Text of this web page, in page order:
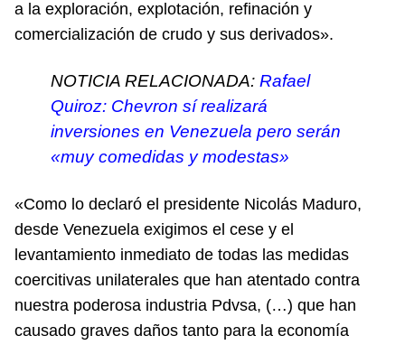
a la exploración, explotación, refinación y
comercialización de crudo y sus derivados».
NOTICIA RELACIONADA: Rafael
Quiroz: Chevron sí realizará
inversiones en Venezuela pero serán
«muy comedidas y modestas»
«Como lo declaró el presidente Nicolás Maduro,
desde Venezuela exigimos el cese y el
levantamiento inmediato de todas las medidas
coercitivas unilaterales que han atentado contra
nuestra poderosa industria Pdvsa, (…) que han
causado graves daños tanto para la economía